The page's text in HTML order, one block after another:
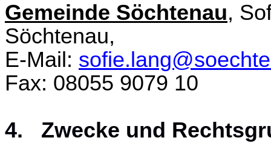
Gemeinde Söchtenau,
Söchtenau,
E-Mail:
Fax: 08055 9079 10
4. Zwecke und